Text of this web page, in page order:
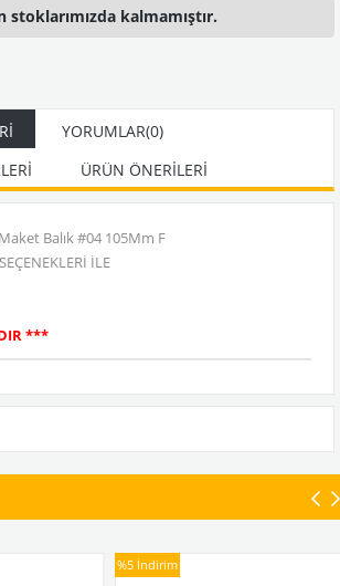
stoklarımızda kalmamıştır.
YORUMLAR(0)
ÜRÜN ÖNERILERI
Balık #04 105Mm F
İLE
***
%5 İndirim